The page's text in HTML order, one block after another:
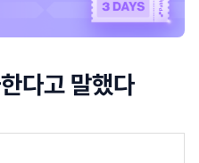
다고 말했다